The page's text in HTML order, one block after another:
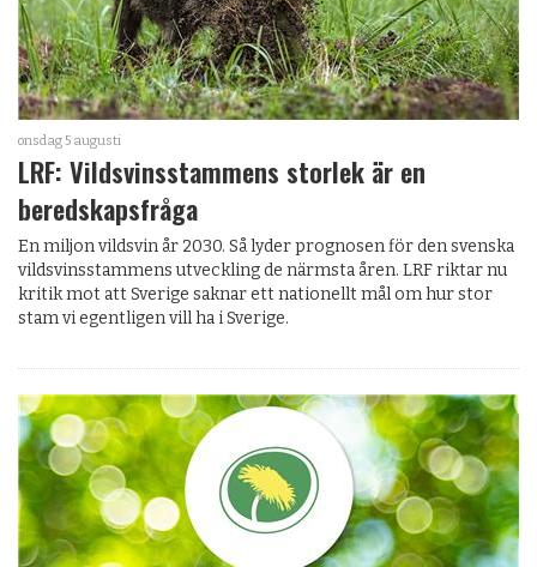
onsdag 5 augusti
LRF: Vildsvinsstammens storlek är en
beredskapsfråga
En miljon vildsvin år 2030. Så lyder prognosen för den svenska
vildsvinsstammens utveckling de närmsta åren. LRF riktar nu
kritik mot att Sverige saknar ett nationellt mål om hur stor
stam vi egentligen vill ha i Sverige.